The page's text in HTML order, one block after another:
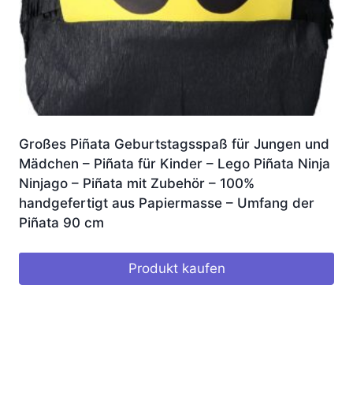
Großes Piñata Geburtstagsspaß für Jungen und
Mädchen – Piñata für Kinder – Lego Piñata Ninja
Ninjago – Piñata mit Zubehör – 100%
handgefertigt aus Papiermasse – Umfang der
Piñata 90 cm
Produkt kaufen